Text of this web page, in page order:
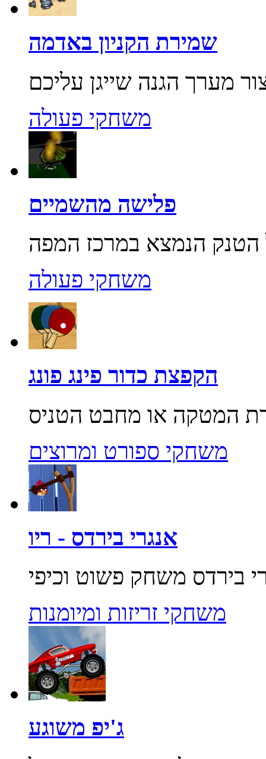
שמירת הקניון באדמה
משחקי פעולה
פלישה מהשמיים
משחקי פעולה
הקפצת כדור פינג פונג
משחקי ספורט ומרוצים
אנגרי בירדס - ריו
משחקי זריזות ומיומנות
ג'יפ משוגע